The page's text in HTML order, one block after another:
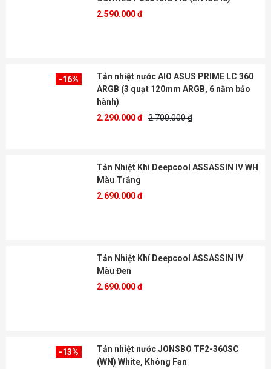
2.590.000 đ
-16%
Tản nhiệt nước AIO ASUS PRIME LC 360
ARGB (3 quạt 120mm ARGB, 6 năm bảo
hành)
2.290.000 đ 2.700.000 ₫
Tản Nhiệt Khí Deepcool ASSASSIN IV WH
Màu Trắng
2.690.000 đ
Tản Nhiệt Khí Deepcool ASSASSIN IV
Màu Đen
2.690.000 đ
-13%
Tản nhiệt nước JONSBO TF2-360SC
(WN) White, Không Fan